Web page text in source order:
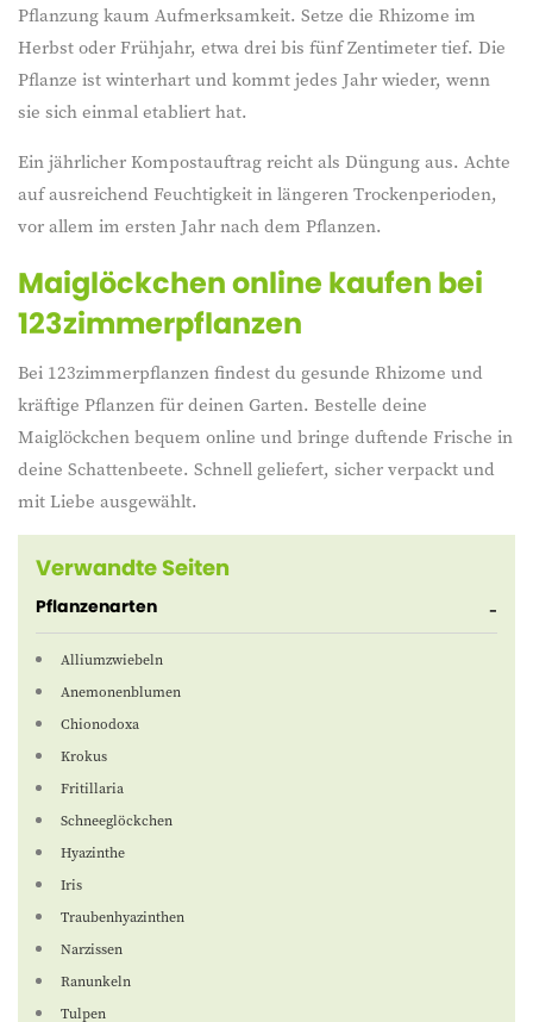
Pflanzung kaum Aufmerksamkeit. Setze die Rhizome im
Herbst oder Frühjahr, etwa drei bis fünf Zentimeter tief. Die
Pflanze ist winterhart und kommt jedes Jahr wieder, wenn
sie sich einmal etabliert hat.
Ein jährlicher Kompostauftrag reicht als Düngung aus. Achte
auf ausreichend Feuchtigkeit in längeren Trockenperioden,
vor allem im ersten Jahr nach dem Pflanzen.
Maiglöckchen online kaufen bei
123zimmerpflanzen
Bei 123zimmerpflanzen findest du gesunde Rhizome und
kräftige Pflanzen für deinen Garten. Bestelle deine
Maiglöckchen bequem online und bringe duftende Frische in
deine Schattenbeete. Schnell geliefert, sicher verpackt und
mit Liebe ausgewählt.
Verwandte Seiten
Pflanzenarten
Alliumzwiebeln
Anemonenblumen
Chionodoxa
Krokus
Fritillaria
Schneeglöckchen
Hyazinthe
Iris
Traubenhyazinthen
Narzissen
Ranunkeln
Tulpen